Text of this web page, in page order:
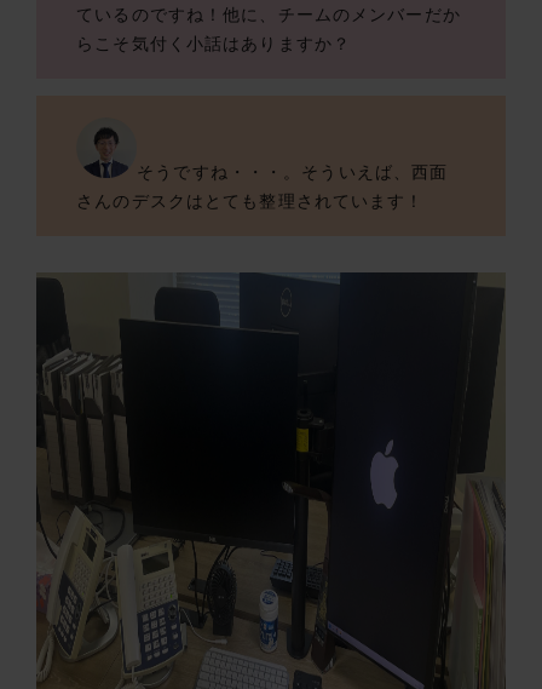
ているのですね！他に、チームのメンバーだか
らこそ気付く小話はありますか？
そうですね・・・。そういえば、西面
さんのデスクはとても整理されています！